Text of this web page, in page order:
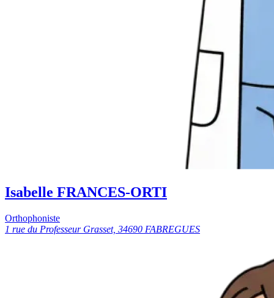
Isabelle FRANCES-ORTI
Orthophoniste
1 rue du Professeur Grasset, 34690 FABREGUES